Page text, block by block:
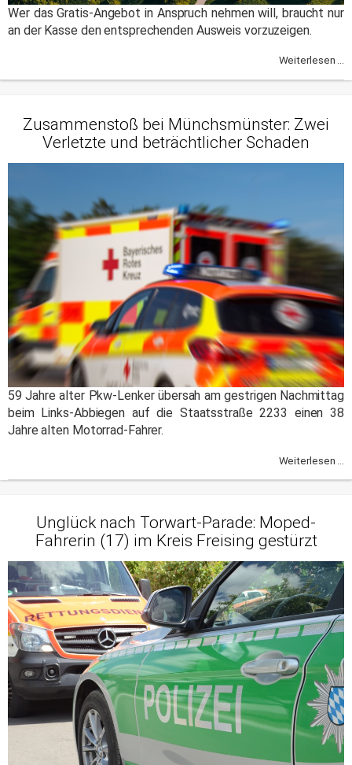
Wer das Gratis-Angebot in Anspruch nehmen will, braucht nur
an der Kasse den entsprechenden Ausweis vorzuzeigen.
Weiterlesen ...
Zusammenstoß bei Münchsmünster: Zwei
Verletzte und beträchtlicher Schaden
59 Jahre alter Pkw-Lenker übersah am gestrigen Nachmittag
beim Links-Abbiegen auf die Staatsstraße 2233 einen 38
Jahre alten Motorrad-Fahrer.
Weiterlesen ...
Unglück nach Torwart-Parade: Moped-
Fahrerin (17) im Kreis Freising gestürzt